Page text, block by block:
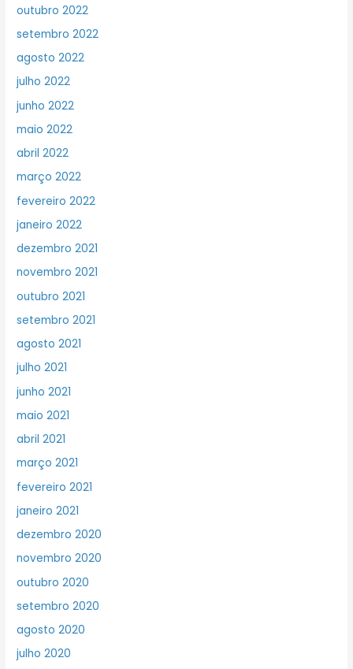
outubro 2022
setembro 2022
agosto 2022
julho 2022
junho 2022
maio 2022
abril 2022
março 2022
fevereiro 2022
janeiro 2022
dezembro 2021
novembro 2021
outubro 2021
setembro 2021
agosto 2021
julho 2021
junho 2021
maio 2021
abril 2021
março 2021
fevereiro 2021
janeiro 2021
dezembro 2020
novembro 2020
outubro 2020
setembro 2020
agosto 2020
julho 2020